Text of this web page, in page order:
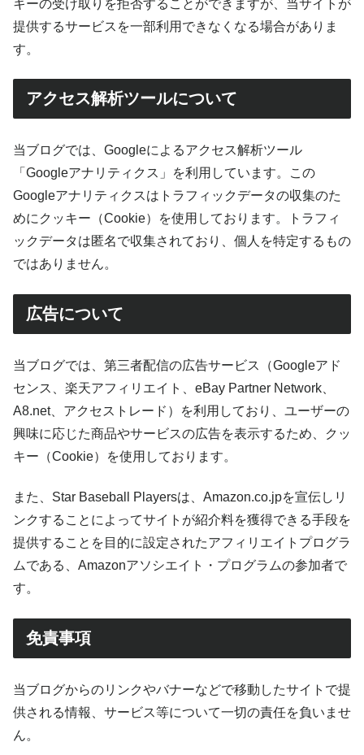
キーの受け取りを拒否することができますが、当サイトが
提供するサービスを一部利用できなくなる場合がありま
す。
アクセス解析ツールについて
当ブログでは、Googleによるアクセス解析ツール
「Googleアナリティクス」を利用しています。この
Googleアナリティクスはトラフィックデータの収集のた
めにクッキー（Cookie）を使用しております。トラフィ
ックデータは匿名で収集されており、個人を特定するもの
ではありません。
広告について
当ブログでは、第三者配信の広告サービス（Googleアド
センス、楽天アフィリエイト、eBay Partner Network、
A8.net、アクセストレード）を利用しており、ユーザーの
興味に応じた商品やサービスの広告を表示するため、クッ
キー（Cookie）を使用しております。
また、Star Baseball Playersは、Amazon.co.jpを宣伝しリ
ンクすることによってサイトが紹介料を獲得できる手段を
提供することを目的に設定されたアフィリエイトプログラ
ムである、Amazonアソシエイト・プログラムの参加者で
す。
免責事項
当ブログからのリンクやバナーなどで移動したサイトで提
供される情報、サービス等について一切の責任を負いませ
ん。